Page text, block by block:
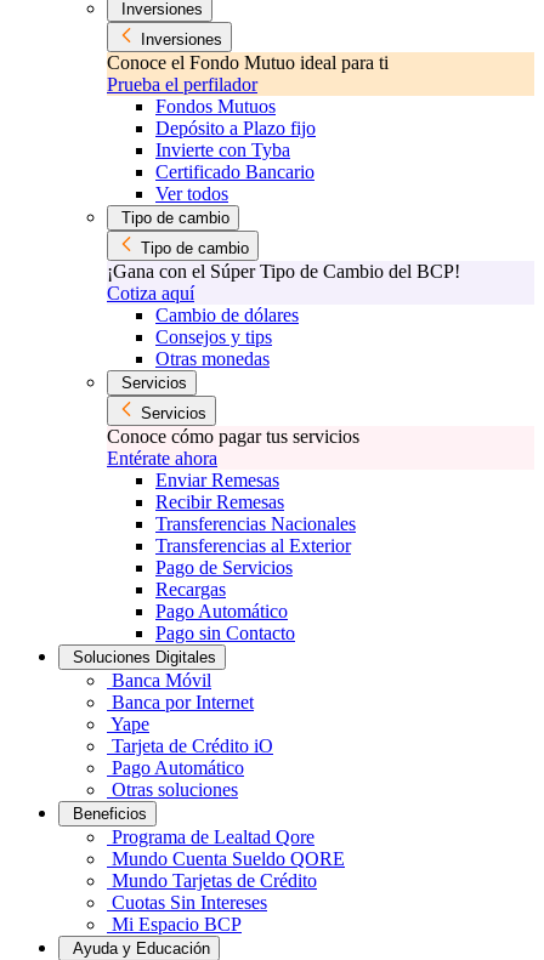
Inversiones
Inversiones
Conoce el Fondo Mutuo ideal para ti
Prueba el perfilador
Fondos Mutuos
Depósito a Plazo fijo
Invierte con Tyba
Certificado Bancario
Ver todos
Tipo de cambio
Tipo de cambio
¡Gana con el Súper Tipo de Cambio del BCP!
Cotiza aquí
Cambio de dólares
Consejos y tips
Otras monedas
Servicios
Servicios
Conoce cómo pagar tus servicios
Entérate ahora
Enviar Remesas
Recibir Remesas
Transferencias Nacionales
Transferencias al Exterior
Pago de Servicios
Recargas
Pago Automático
Pago sin Contacto
Soluciones Digitales
Banca Móvil
Banca por Internet
Yape
Tarjeta de Crédito iO
Pago Automático
Otras soluciones
Beneficios
Programa de Lealtad Qore
Mundo Cuenta Sueldo QORE
Mundo Tarjetas de Crédito
Cuotas Sin Intereses
Mi Espacio BCP
Ayuda y Educación